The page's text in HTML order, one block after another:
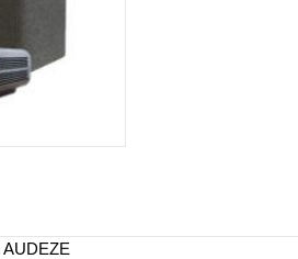
AUDEZE